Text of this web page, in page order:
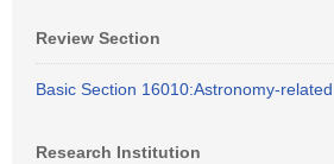
Review Section
Basic Section 16010:Astronomy-related
Research Institution